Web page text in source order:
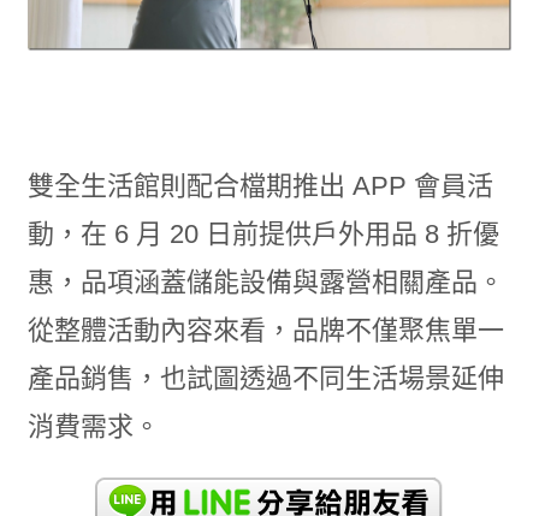
雙全生活館則配合檔期推出 APP 會員活
動，在 6 月 20 日前提供戶外用品 8 折優
惠，品項涵蓋儲能設備與露營相關產品。
從整體活動內容來看，品牌不僅聚焦單一
產品銷售，也試圖透過不同生活場景延伸
消費需求。